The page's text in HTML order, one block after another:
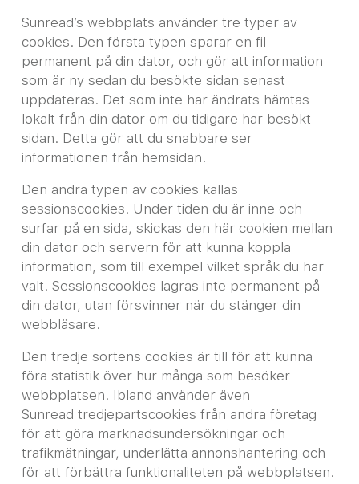
Sunread’s webbplats använder tre typer av
cookies. Den första typen sparar en fil
permanent på din dator, och gör att information
som är ny sedan du besökte sidan senast
uppdateras. Det som inte har ändrats hämtas
lokalt från din dator om du tidigare har besökt
sidan. Detta gör att du snabbare ser
informationen från hemsidan.
Den andra typen av cookies kallas
sessionscookies. Under tiden du är inne och
surfar på en sida, skickas den här cookien mellan
din dator och servern för att kunna koppla
information, som till exempel vilket språk du har
valt. Sessionscookies lagras inte permanent på
din dator, utan försvinner när du stänger din
webbläsare.
Den tredje sortens cookies är till för att kunna
föra statistik över hur många som besöker
webbplatsen. Ibland använder även
Sunread tredjepartscookies från andra företag
för att göra marknadsundersökningar och
trafikmätningar, underlätta annonshantering och
för att förbättra funktionaliteten på webbplatsen.